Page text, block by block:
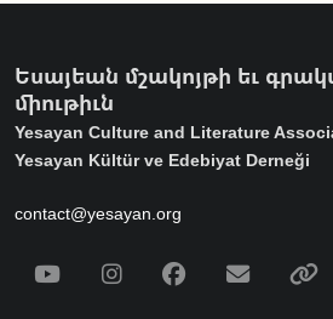
Եսայեան մշակոյթի եւ
միութիւն
Yesayan Culture and Literature
Yesayan Kültür ve Edebiyat Derneği
contact@yesayan.org
Social Media
YoutubeInstagramFacebook
Email